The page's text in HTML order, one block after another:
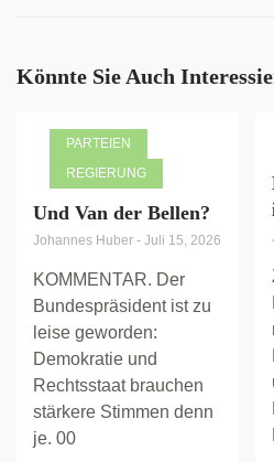
Könnte Sie Auch
PARTEIEN
REGIERUNG
Und Van der Bellen?
Johannes Huber - Juli 15, 2026
KOMMENTAR. Der
Bundespräsident ist zu
leise geworden:
Demokratie und
Rechtsstaat brauchen
stärkere Stimmen denn
je. 00